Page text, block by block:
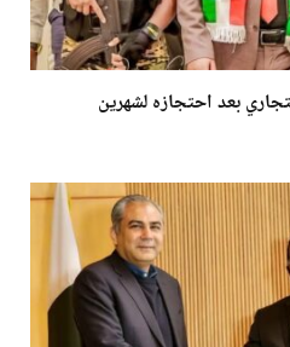
بعد احتجازه لشهرين